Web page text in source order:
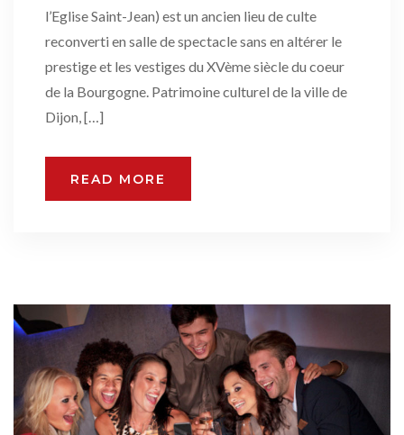
l’Eglise Saint-Jean) est un ancien lieu de culte
reconverti en salle de spectacle sans en altérer le
prestige et les vestiges du XVème siècle du coeur
de la Bourgogne. Patrimoine culturel de la ville de
Dijon, […]
READ MORE